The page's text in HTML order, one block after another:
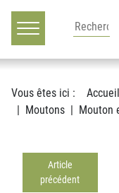
Main navigation
Voir le contenu
Vous êtes ici : Accueil
Moutons
Mouton
Article
précédent